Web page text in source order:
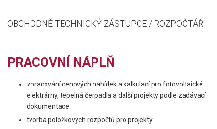
OBCHODNĚ TECHNICKÝ ZÁSTUPCE / ROZPOČTÁŘ
PRACOVNÍ NÁPLŇ
zpracování cenových nabídek a kalkulací pro fotovoltaické
elektrárny, tepelná čerpadla a další projekty podle zadávací
dokumentace
tvorba položkových rozpočtů pro projekty